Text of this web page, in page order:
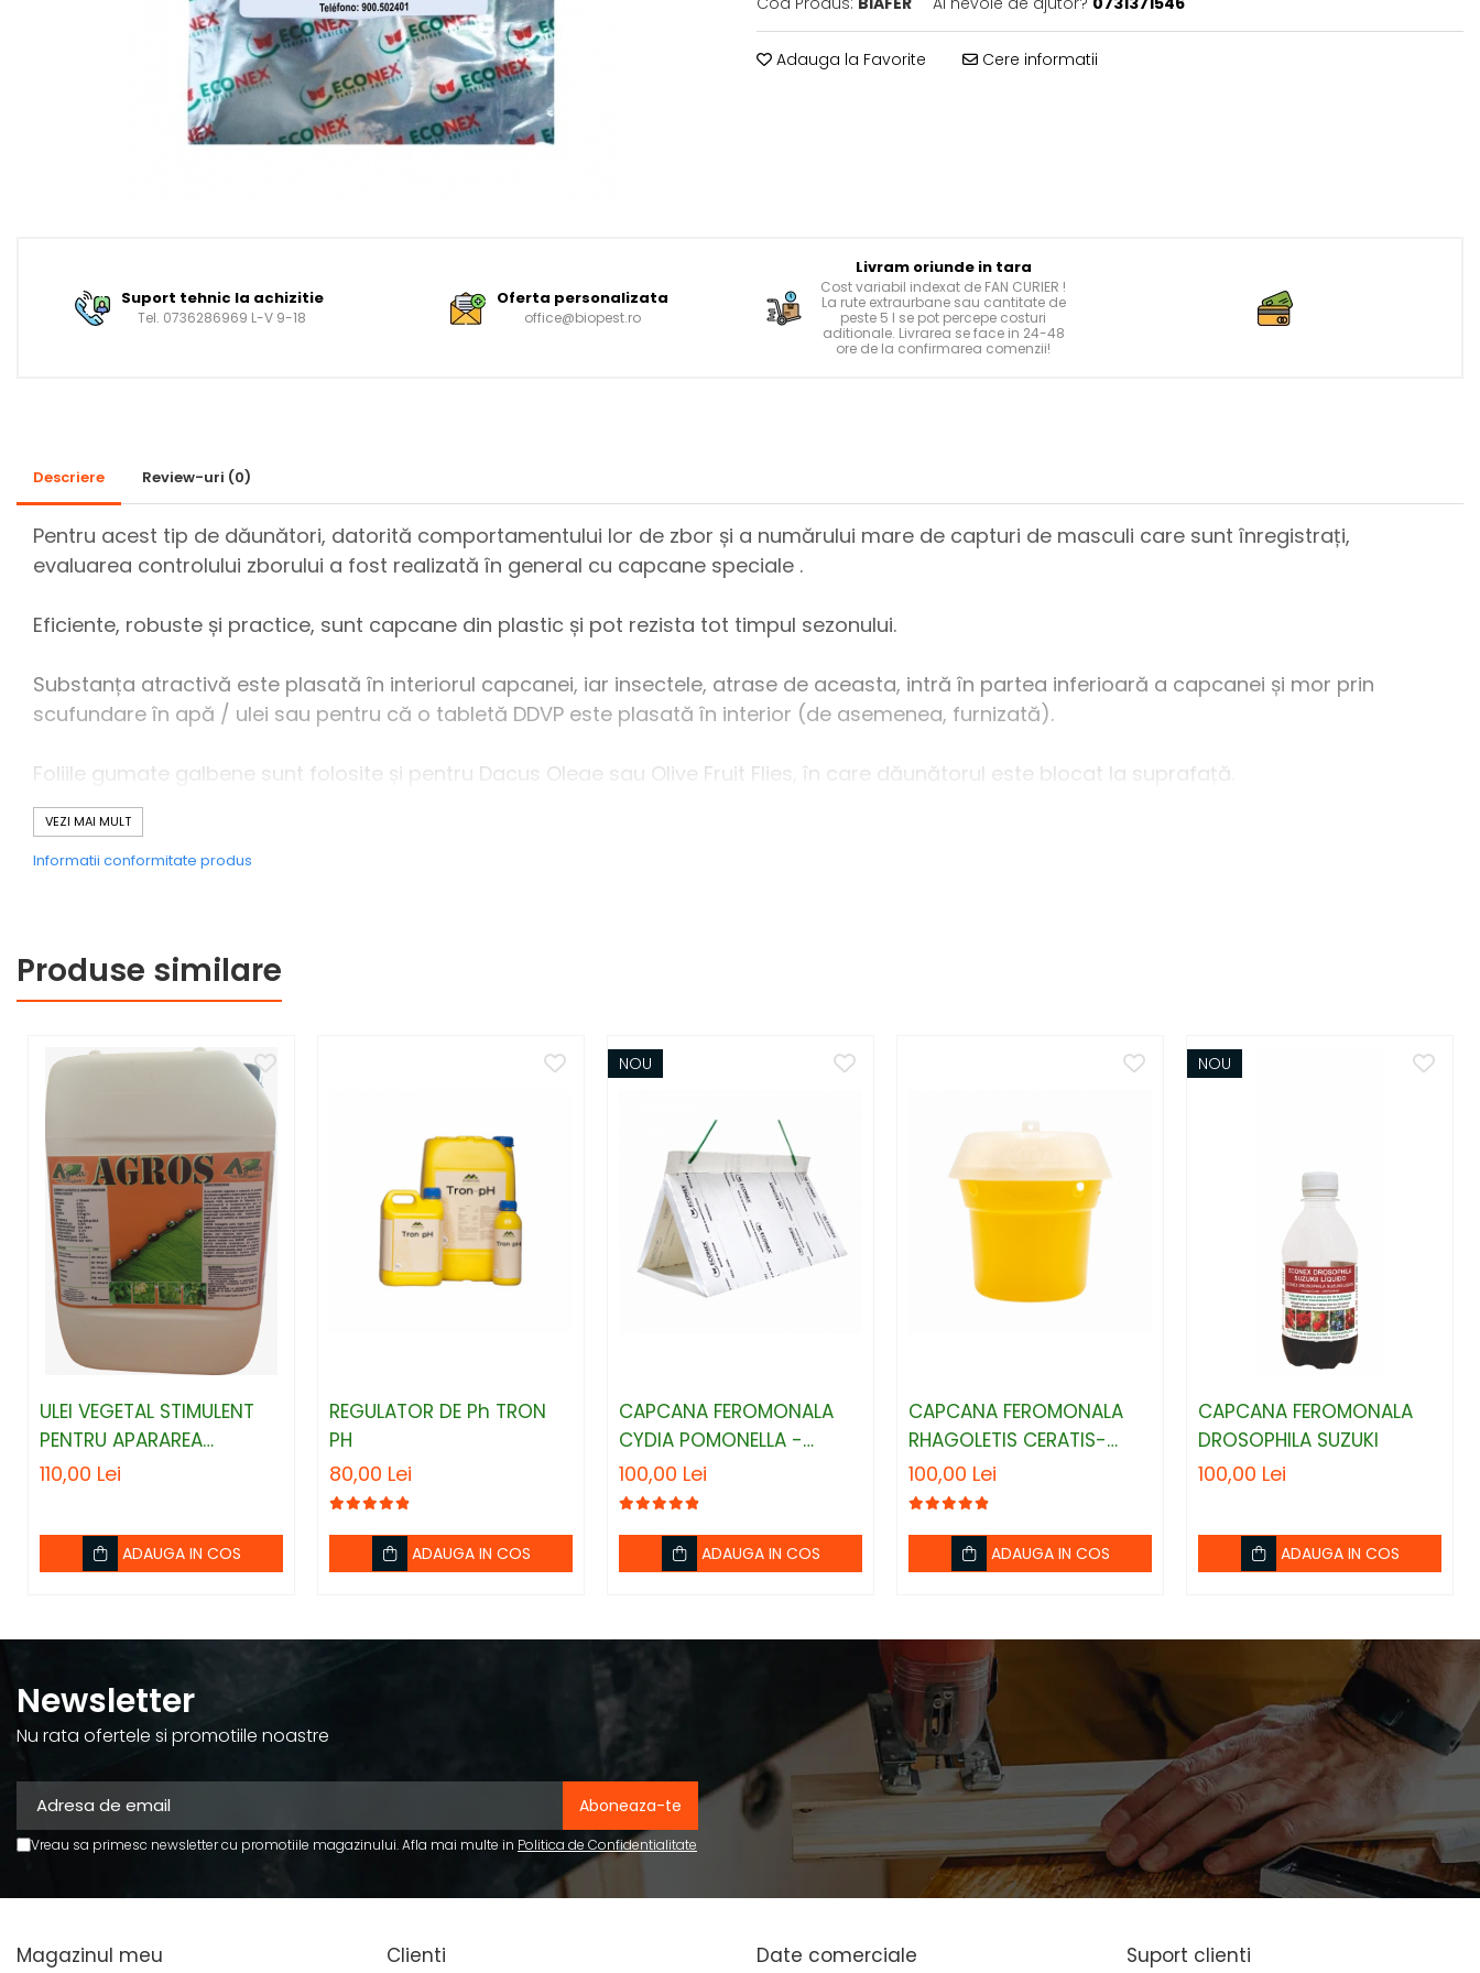
Adauga la Favorite Cere informatii
Suport tehnic la achizitie
Tel. 0736286969 L-V 9-18
Oferta personalizata
office@biopest.ro
Livram oriunde in tara
Cost variabil indexat de FAN CURIER !
La rute extraurbane sau cantitate de
peste 5 l se pot percepe costuri
aditionale. Livrarea se face in 24-48
ore de la confirmarea comenzii!
Descriere Review-uri (0)
Pentru acest tip de dăunători, datorită comportamentului lor de zbor și a numărului mare de capturi de masculi care sunt înregistrați,
evaluarea controlului zborului a fost realizată în general cu capcane speciale .
Eficiente, robuste și practice, sunt capcane din plastic și pot rezista tot timpul sezonului.
Substanța atractivă este plasată în interiorul capcanei, iar insectele, atrase de aceasta, intră în partea inferioară a capcanei și mor prin
scufundare în apă / ulei sau pentru că o tabletă DDVP este plasată în interior (de asemenea, furnizată).
Foliile gumate galbene sunt folosite și pentru Dacus Oleae sau Olive Fruit Flies, în care dăunătorul este blocat la suprafață.
Substanța atrăgătoare
VEZI MAI MULT
Informatii conformitate produs
Produse similare
ULEI VEGETAL STIMULENT
PENTRU APARAREA
PLANTELOR AGROS 1 L
110,00 Lei
ADAUGA IN COS
REGULATOR DE Ph TRON
PH
80,00 Lei
ADAUGA IN COS
NOU
CAPCANA FEROMONALA
CYDIA POMONELLA -
VIERMELE MERELOR
100,00 Lei
ADAUGA IN COS
CAPCANA FEROMONALA
RHAGOLETIS CERATIS-
MUSCA CIRESELOR
100,00 Lei
ADAUGA IN COS
NOU
CAPCANA FEROMONALA
DROSOPHILA SUZUKI
100,00 Lei
ADAUGA IN COS
Newsletter
Nu rata ofertele si promotiile noastre
Vreau sa primesc newsletter cu promotiile magazinului. Afla mai multe in Politica de Confidentialitate
Magazinul meu Clienti Date comerciale Suport clienti